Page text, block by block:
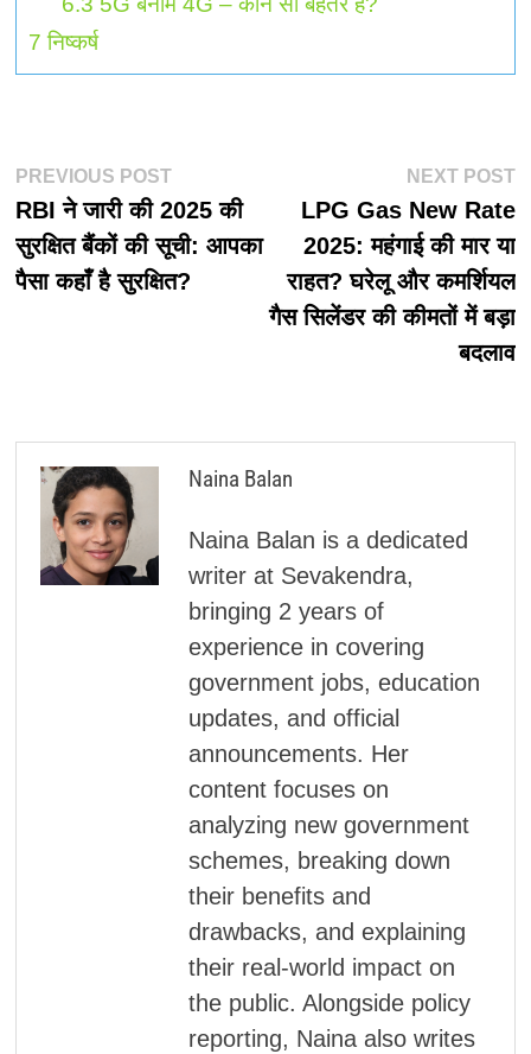
7 निष्कर्ष
पोस्ट
नेविगेशन
PREVIOUS POSTPrevious
post:
RBI ने जारी की 2025 की
सुरक्षित बैंकों की सूची: आपका
पैसा कहाँ है सुरक्षित?
NEXT POST
LPG Gas New Rate
2025: महंगाई की मार या
राहत? घरेलू और कमर्शियल
गैस सिलेंडर की कीमतों में बड़ा
बदलाव
Naina Balan
Naina Balan is a dedicated
writer at Sevakendra,
bringing 2 years of
experience in covering
government jobs, education
updates, and official
announcements. Her
content focuses on
analyzing new government
schemes, breaking down
their benefits and
drawbacks, and explaining
their real-world impact on
the public. Alongside policy
reporting, Naina also writes